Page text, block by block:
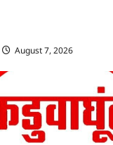
August 7, 2026